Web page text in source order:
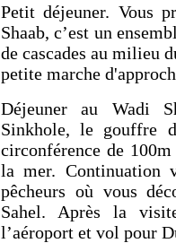
Petit déjeuner. Vous
Shaab, c’est un
de cascades au milieu
petite marche
Déjeuner au Wadi
Sinkhole,le gouffre
circonférence de
la mer. Continuation
pêcheurs où vous
Sahel. Après la
l’aéroport et vol pour